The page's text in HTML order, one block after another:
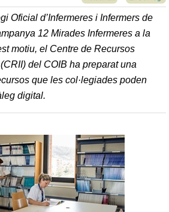
Oficial d’Infermeres i Infermers de
12 Mirades Infermeres a la
motiu, el Centre de Recursos
del COIB ha preparat una
que les col·legiades poden
digital.